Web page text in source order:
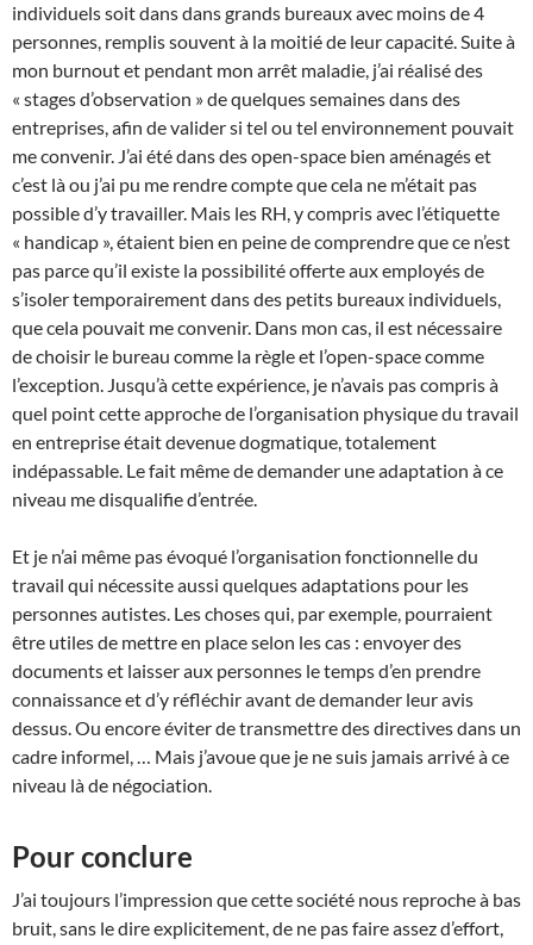
individuels soit dans dans grands bureaux avec moins de 4
personnes, remplis souvent à la moitié de leur capacité. Suite à
mon burnout et pendant mon arrêt maladie, j’ai réalisé des
« stages d’observation » de quelques semaines dans des
entreprises, afin de valider si tel ou tel environnement pouvait
me convenir. J’ai été dans des open-space bien aménagés et
c’est là ou j’ai pu me rendre compte que cela ne m’était pas
possible d’y travailler. Mais les RH, y compris avec l’étiquette
« handicap », étaient bien en peine de comprendre que ce n’est
pas parce qu’il existe la possibilité offerte aux employés de
s’isoler temporairement dans des petits bureaux individuels,
que cela pouvait me convenir. Dans mon cas, il est nécessaire
de choisir le bureau comme la règle et l’open-space comme
l’exception. Jusqu’à cette expérience, je n’avais pas compris à
quel point cette approche de l’organisation physique du travail
en entreprise était devenue dogmatique, totalement
indépassable. Le fait même de demander une adaptation à ce
niveau me disqualifie d’entrée.
Et je n’ai même pas évoqué l’organisation fonctionnelle du
travail qui nécessite aussi quelques adaptations pour les
personnes autistes. Les choses qui, par exemple, pourraient
être utiles de mettre en place selon les cas : envoyer des
documents et laisser aux personnes le temps d’en prendre
connaissance et d’y réfléchir avant de demander leur avis
dessus. Ou encore éviter de transmettre des directives dans un
cadre informel, … Mais j’avoue que je ne suis jamais arrivé à ce
niveau là de négociation.
Pour conclure
J’ai toujours l’impression que cette société nous reproche à bas
bruit, sans le dire explicitement, de ne pas faire assez d’effort,